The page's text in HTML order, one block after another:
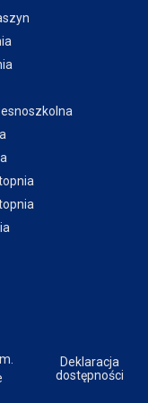
Deklaracja
dostępności